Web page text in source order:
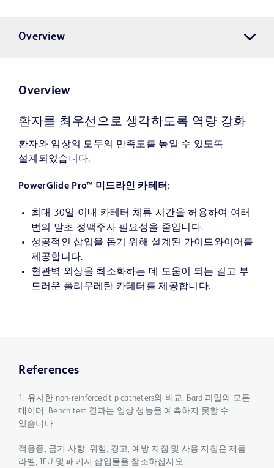
Overview
Overview
환자를 최우선으로 생각하도록 역량 강화
환자와 임상의 모두의 만족도를 높일 수 있도록
설계되었습니다.
PowerGlide Pro™ 미드라인 카테터:
최대 30일 이내 카테터 체류 시간을 허용하여 여러
번의 말초 정맥주사 필요성을 줄입니다.
성공적인 삽입을 돕기 위해 설계된 가이드와이어를
제공합니다.
혈관벽 외상을 최소화하는 데 도움이 되는 길고 부
드러운 폴리우레탄 카테터를 제공합니다.
References
1. 유사한 non-reinforced tip catheters와 비교. Bard 파일의 모든
데이터. Bench test 결과는 임상 성능을 예측하지 못할 수
있습니다.
적응증, 금기 사항, 위험, 경고, 예방 지침 및 사용 지침은 제품
라벨, IFU 및 패키지 삽입물을 참조하십시오.